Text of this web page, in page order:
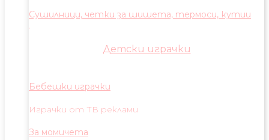
Сушилници, четки за шишета, термоси, кутии
Детски играчки
Бебешки играчки
Играчки от ТВ реклами
За момичета